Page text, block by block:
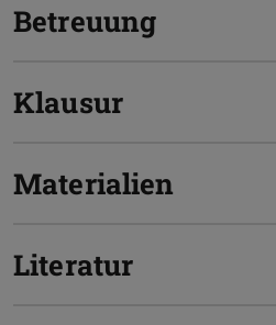
Betreuung
Klausur
Materialien
Literatur